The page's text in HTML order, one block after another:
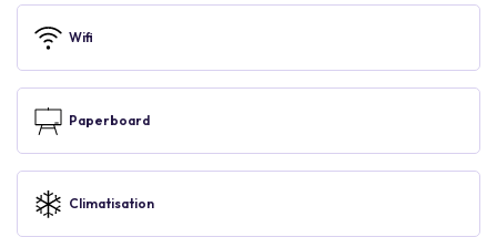
Wifi
Paperboard
Climatisation